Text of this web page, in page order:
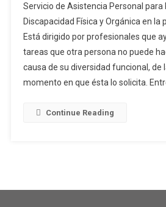
Servicio de Asistencia Personal para
Discapacidad Física y Orgánica en la
Está dirigido por profesionales que
tareas que otra persona no puede
causa de su diversidad funcional, de
momento en que ésta lo solicita.
Continue Reading